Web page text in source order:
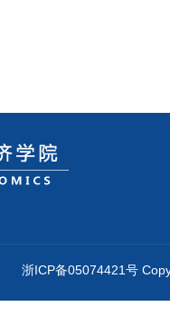
浙ICP备05074421号